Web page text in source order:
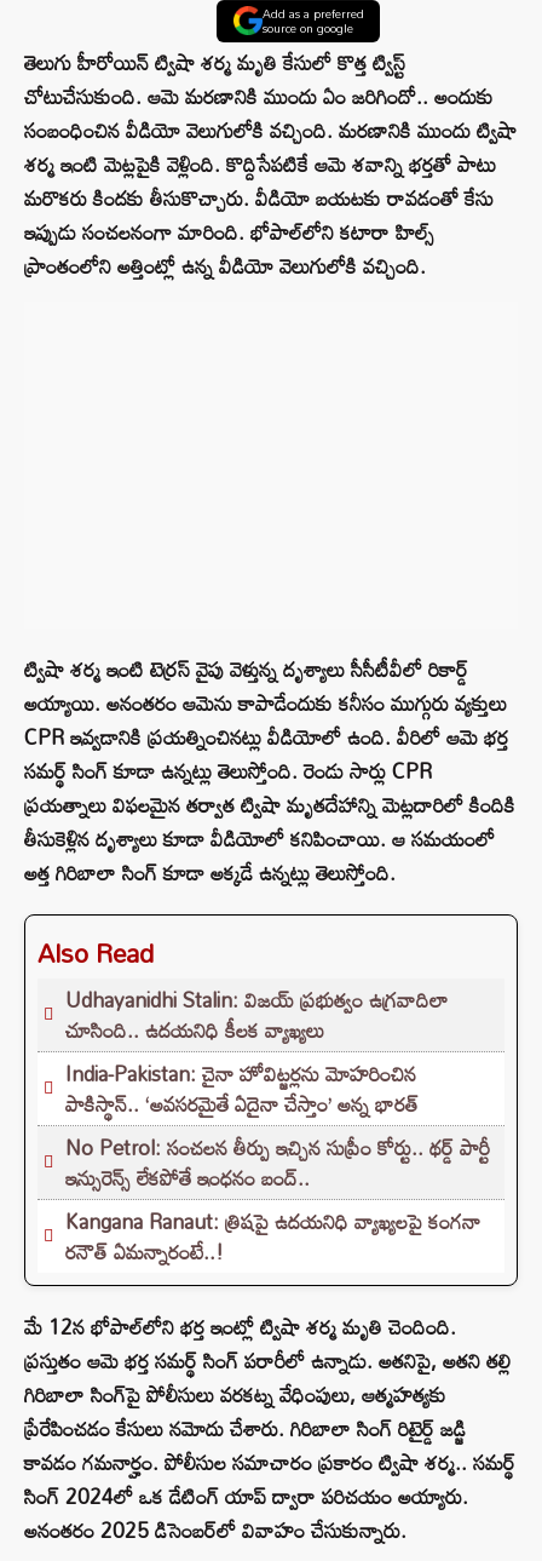
Add as a preferred
source on google
తెలుగు హీరోయిన్ ట్విషా శర్మ మృతి కేసులో కొత్త ట్విస్ట్
చోటుచేసుకుంది. ఆమె మరణానికి ముందు ఏం జరిగిందో.. అందుకు
సంబంధించిన వీడియో వెలుగులోకి వచ్చింది. మరణానికి ముందు ట్విషా
శర్మ ఇంటి మెట్లపైకి వెళ్లింది. కొద్దిసేపటికే ఆమె శవాన్ని భర్తతో పాటు
మరొకరు కిందకు తీసుకొచ్చారు. వీడియో బయటకు రావడంతో కేసు
ఇప్పుడు సంచలనంగా మారింది. భోపాల్‌లోని కటారా హిల్స్
ప్రాంతంలోని అత్తింట్లో ఉన్న వీడియో వెలుగులోకి వచ్చింది.
ట్విషా శర్మ ఇంటి టెర్రస్ వైపు వెళ్తున్న దృశ్యాలు సీసీటీవీలో రికార్డ్
అయ్యాయి. అనంతరం ఆమెను కాపాడేందుకు కనీసం ముగ్గురు వ్యక్తులు
CPR ఇవ్వడానికి ప్రయత్నించినట్లు వీడియోలో ఉంది. వీరిలో ఆమె భర్త
సమర్థ్ సింగ్ కూడా ఉన్నట్లు తెలుస్తోంది. రెండు సార్లు CPR
ప్రయత్నాలు విఫలమైన తర్వాత ట్విషా మృతదేహాన్ని మెట్లదారిలో కిందికి
తీసుకెళ్లిన దృశ్యాలు కూడా వీడియోలో కనిపించాయి. ఆ సమయంలో
అత్త గిరిబాలా సింగ్ కూడా అక్కడే ఉన్నట్లు తెలుస్తోంది.
Also Read
Udhayanidhi Stalin: విజయ్ ప్రభుత్వం ఉగ్రవాదిలా
చూసింది.. ఉదయనిధి కీలక వ్యాఖ్యలు
India-Pakistan: చైనా హోవిట్జర్లను మోహరించిన
పాకిస్థాన్.. ‘అవసరమైతే ఏదైనా చేస్తాం’ అన్న భారత్
No Petrol: సంచలన తీర్పు ఇచ్చిన సుప్రీం కోర్టు.. థర్డ్ పార్టీ
ఇన్సురెన్స్ లేకపోతే ఇంధనం బంద్..
Kangana Ranaut: త్రిషపై ఉదయనిధి వ్యాఖ్యలపై కంగనా
రనౌత్ ఏమన్నారంటే..!
మే 12న భోపాల్‌లోని భర్త ఇంట్లో ట్విషా శర్మ మృతి చెందింది.
ప్రస్తుతం ఆమె భర్త సమర్థ్ సింగ్ పరారీలో ఉన్నాడు. అతనిపై, అతని తల్లి
గిరిబాలా సింగ్‌పై పోలీసులు వరకట్న వేధింపులు, ఆత్మహత్యకు
ప్రేరేపించడం కేసులు నమోదు చేశారు. గిరిబాలా సింగ్ రిటైర్డ్ జడ్జి
కావడం గమనార్హం. పోలీసుల సమాచారం ప్రకారం ట్విషా శర్మ.. సమర్థ్
సింగ్ 2024లో ఒక డేటింగ్ యాప్ ద్వారా పరిచయం అయ్యారు.
అనంతరం 2025 డిసెంబర్‌లో వివాహం చేసుకున్నారు.